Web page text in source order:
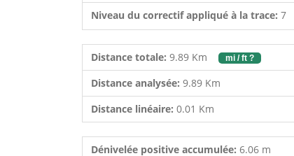
Niveau du correctif appliqué à la trace:
Distance totale: 9.89 Km mi / ft ?
Distance analysée: 9.89 Km
Distance linéaire: 0.01 Km
Dénivelée positive accumulée: 6.06 m